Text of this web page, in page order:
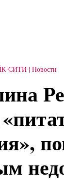
СИТИ Новости